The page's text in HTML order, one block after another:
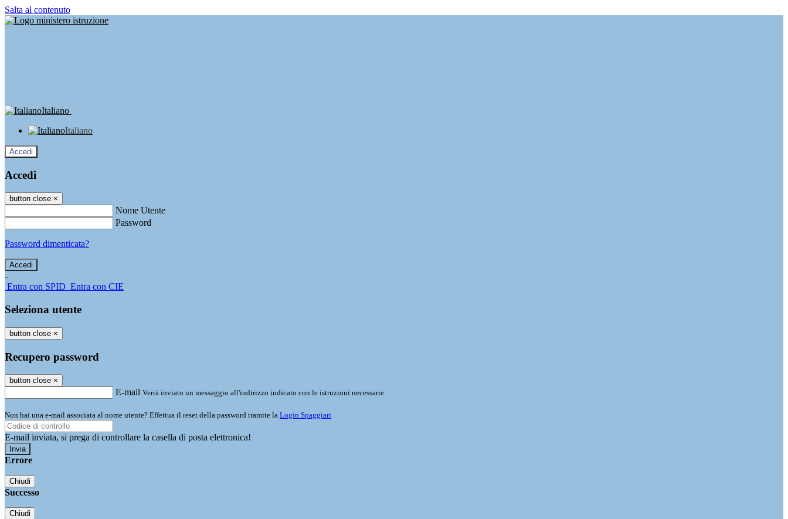
Salta al contenuto
Italiano
Italiano
Accedi
Accedi
button close ×
Nome Utente
Password
Password dimenticata?
-
Entra con SPID Entra con CIE
Seleziona utente
button close ×
Recupero password
button close ×
E-mail Verrà inviato un messaggio all'indirizzo indicato con le istruzioni necessarie.
Non hai una e-mail associata al nome utente? Effettua il reset della password tramite la Login Spaggiari
E-mail inviata, si prega di controllare la casella di posta elettronica!
Errore
Chiudi
Successo
Chiudi